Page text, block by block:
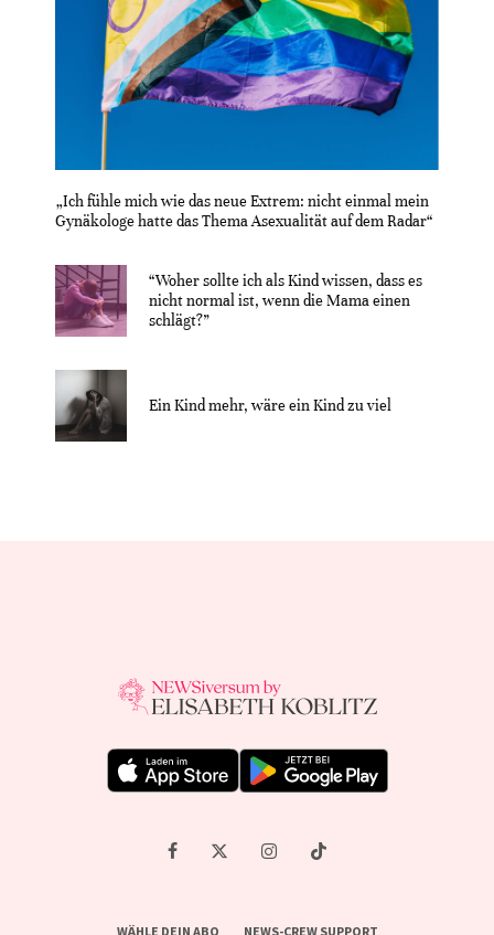
„Ich fühle mich wie das neue Extrem: nicht einmal mein
Gynäkologe hatte das Thema Asexualität auf dem Radar“
“Woher sollte ich als Kind wissen, dass es
nicht normal ist, wenn die Mama einen
schlägt?”
Ein Kind mehr, wäre ein Kind zu viel
WÄHLE DEIN ABO NEWS-CREW SUPPORT